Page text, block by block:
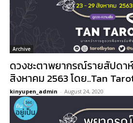
Archive
ดวงชะตาพยากรณ์รายสัปดา
สิงหาคม 2563 โดย..Tan
kinyupen_admin - August 24, 2020